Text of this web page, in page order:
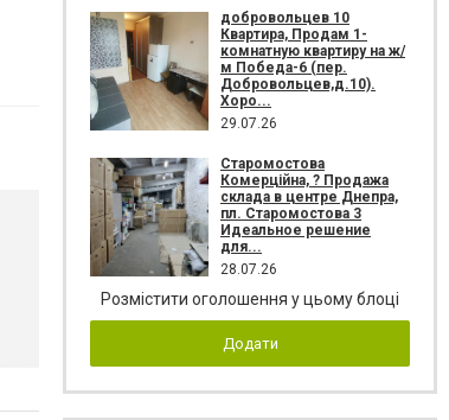
добровольцев 10
Квартира, Продам 1-
комнатную квартиру на ж/
м Победа-6 (пер.
Добровольцев,д.10).
Хоро...
29.07.26
Старомостова
Комерційна, ? Продажа
склада в центре Днепра,
пл. Старомостова 3
Идеальное решение
для...
28.07.26
Розмістити оголошення у цьому блоці
Додати